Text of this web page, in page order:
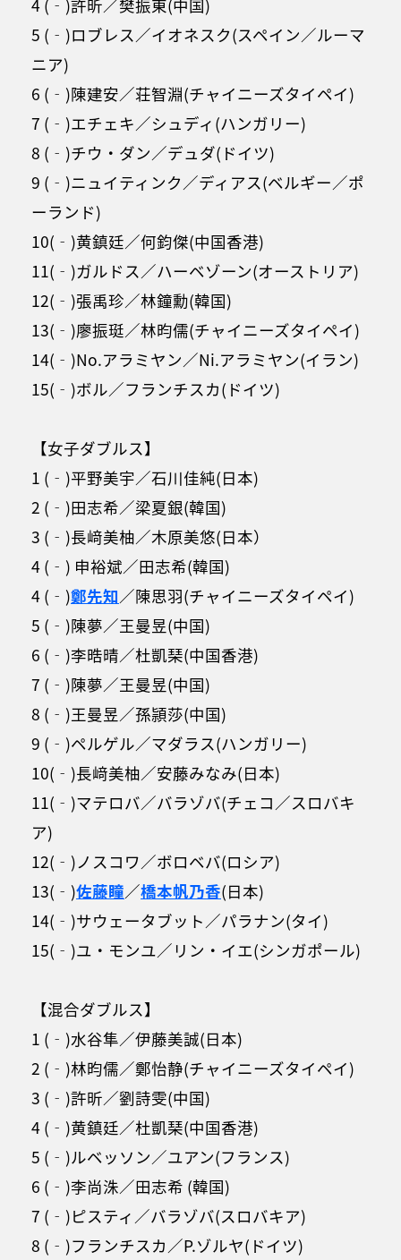
4 (‐)許昕／樊振東(中国)
5 (‐)ロブレス／イオネスク(スペイン／ルーマ
ニア)
6 (‐)陳建安／荘智淵(チャイニーズタイペイ)
7 (‐)エチェキ／シュディ(ハンガリー)
8 (‐)チウ・ダン／デュダ(ドイツ)
9 (‐)ニュイティンク／ディアス(ベルギー／ポ
ーランド)
10(‐)黄鎮廷／何鈞傑(中国香港)
11(‐)ガルドス／ハーベゾーン(オーストリア)
12(‐)張禹珍／林鐘勳(韓国)
13(‐)廖振珽／林昀儒(チャイニーズタイペイ)
14(‐)No.アラミヤン／Ni.アラミヤン(イラン)
15(‐)ボル／フランチスカ(ドイツ)
【女子ダブルス】
1 (‐)平野美宇／石川佳純(日本)
2 (‐)田志希／梁夏銀(韓国)
3 (‐)長﨑美柚／木原美悠(日本）
4 (‐) 申裕斌／田志希(韓国)
4 (‐)鄭先知／陳思羽(チャイニーズタイペイ)
5 (‐)陳夢／王曼昱(中国)
6 (‐)李晧晴／杜凱琹(中国香港)
7 (‐)陳夢／王曼昱(中国)
8 (‐)王曼昱／孫頴莎(中国)
9 (‐)ペルゲル／マダラス(ハンガリー)
10(‐)長﨑美柚／安藤みなみ(日本)
11(‐)マテロバ／バラゾバ(チェコ／スロバキ
ア)
12(‐)ノスコワ／ボロベバ(ロシア)
13(‐)佐藤瞳／橋本帆乃香(日本)
14(‐)サウェータブット／パラナン(タイ)
15(‐)ユ・モンユ／リン・イエ(シンガポール)
【混合ダブルス】
1 (‐)水谷隼／伊藤美誠(日本)
2 (‐)林昀儒／鄭怡静(チャイニーズタイペイ)
3 (‐)許昕／劉詩雯(中国)
4 (‐)黄鎮廷／杜凱琹(中国香港)
5 (‐)ルベッソン／ユアン(フランス)
6 (‐)李尚洙／田志希 (韓国)
7 (‐)ピスティ／バラゾバ(スロバキア)
8 (‐)フランチスカ／P.ゾルヤ(ドイツ)